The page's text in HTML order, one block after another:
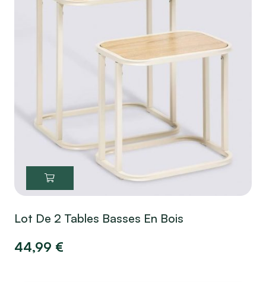
Lot De 2 Tables Basses En Bois
44,99 €